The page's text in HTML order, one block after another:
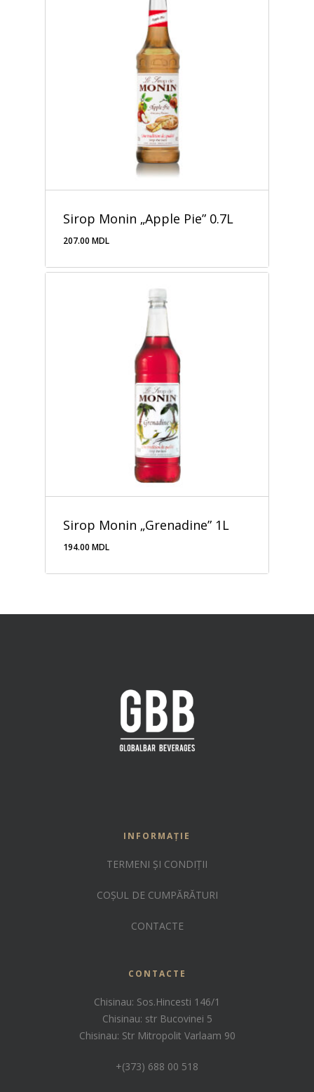
Sirop Monin „Apple Pie” 0.7L
207.00 MDL
Sirop Monin „Grenadine” 1L
194.00 MDL
INFORMAȚIE
TERMENI ȘI CONDIȚII
COȘUL DE CUMPĂRĂTURI
CONTACTE
CONTACTE
Chisinau: Sos.Hincesti 146/1
Chisinau: str Bucovinei 5
Chisinau: Str Mitropolit Varlaam 90
+(373) 688 00 518